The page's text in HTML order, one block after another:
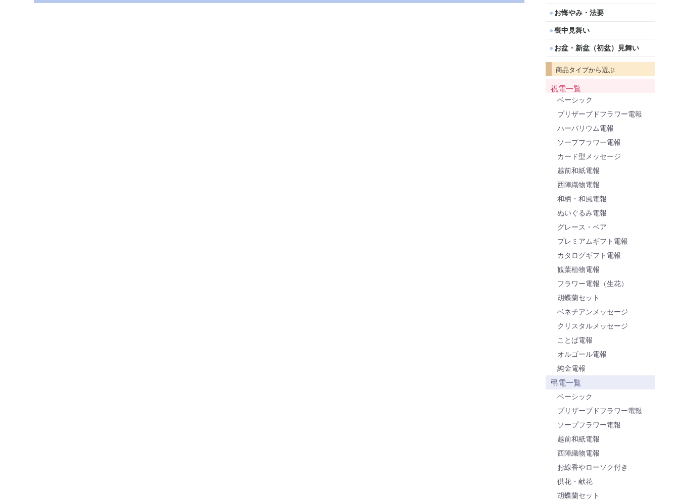
お悔やみ・法要
喪中見舞い
お盆・新盆（初盆）見舞い
商品タイプから選ぶ
祝電一覧
ベーシック
プリザーブドフラワー電報
ハーバリウム電報
ソープフラワー電報
カード型メッセージ
越前和紙電報
西陣織物電報
和柄・和風電報
ぬいぐるみ電報
グレース・ベア
プレミアムギフト電報
カタログギフト電報
観葉植物電報
フラワー電報（生花）
胡蝶蘭セット
ベネチアンメッセージ
クリスタルメッセージ
ことば電報
オルゴール電報
純金電報
弔電一覧
ベーシック
プリザーブドフラワー電報
ソープフラワー電報
越前和紙電報
西陣織物電報
お線香やローソク付き
供花・献花
胡蝶蘭セット